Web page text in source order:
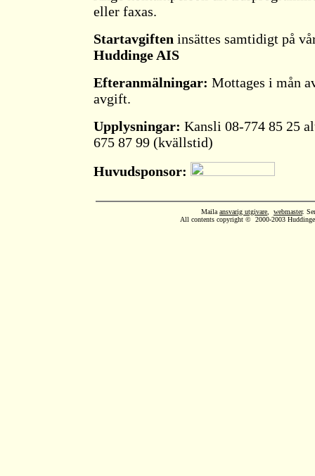
eller faxas.
Startavgiften insättes samtidigt på
Huddinge AIS
Efteranmälningar: Mottages i mån
avgift.
Upplysningar: Kansli 08-774 85 25
675 87 99 (kvällstid)
Huvudsponsor:
Maila ansvarig utgivare webmaster.
All contents copyright © 2000-2003